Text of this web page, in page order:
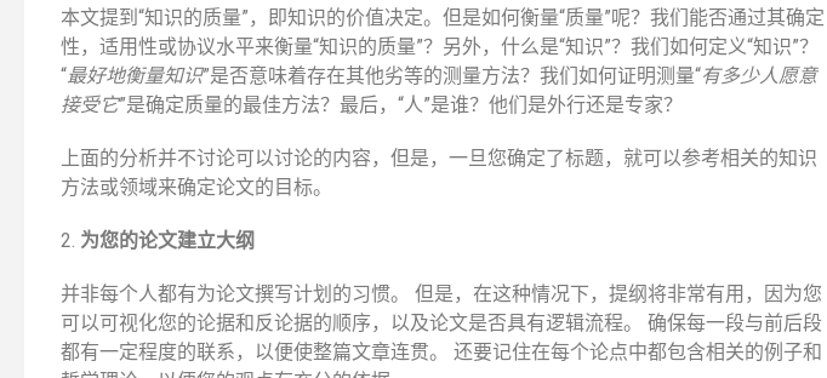
本文提到“知识的质量”，即知识的价值决定。但是如何衡量“质量”呢？我们能否通过其确定
性，适用性或协议水平来衡量“知识的质量”？另外，什么是“知识”？我们如何定义“知识”？
“最好地衡量知识”是否意味着存在其他劣等的测量方法？我们如何证明测量“有多少人愿意
接受它”是确定质量的最佳方法？最后，“人”是谁？他们是外行还是专家？
上面的分析并不讨论可以讨论的内容，但是，一旦您确定了标题，就可以参考相关的知识
方法或领域来确定论文的目标。
2. 为您的论文建立大纲
并非每个人都有为论文撰写计划的习惯。 但是，在这种情况下，提纲将非常有用，因为您
可以可视化您的论据和反论据的顺序，以及论文是否具有逻辑流程。 确保每一段与前后段
都有一定程度的联系，以便使整篇文章连贯。 还要记住在每个论点中都包含相关的例子和